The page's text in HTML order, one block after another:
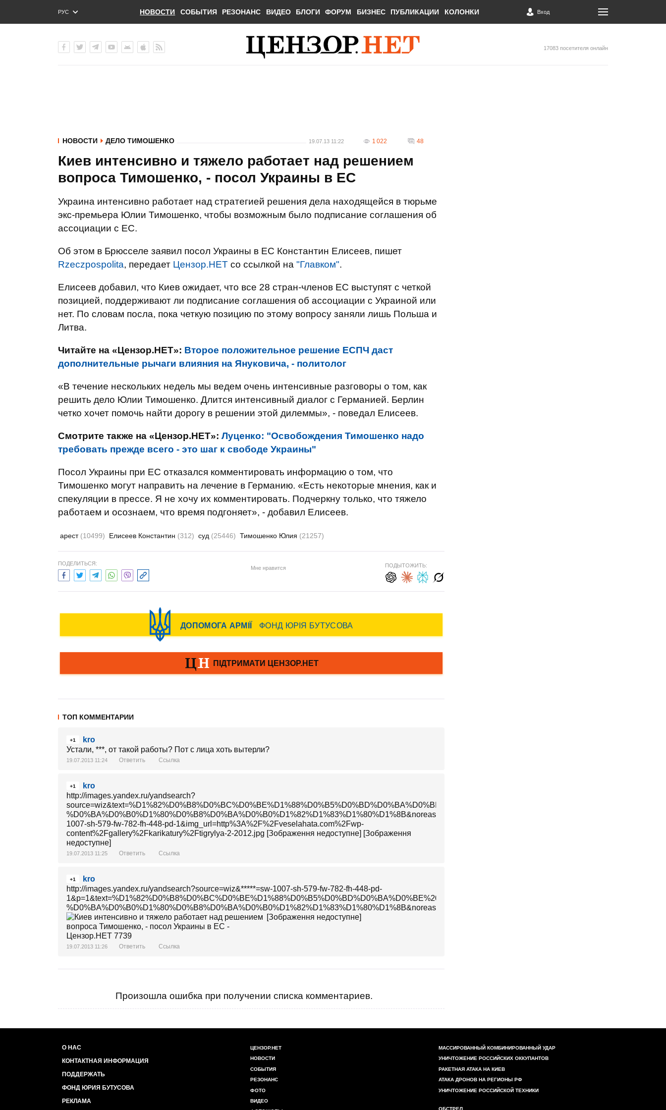
РУС
ENG
НОВОСТИ СОБЫТИЯ РЕЗОНАНС ВИДЕО БЛОГИ ФОРУМ БИЗНЕС ПУБЛИКАЦИИ КОЛОНКИ Вход
17083 посетителя онлайн
НОВОСТИ ДЕЛО ТИМОШЕНКО 19.07.13 11:22 1 022 48
Киев интенсивно и тяжело работает над решением
вопроса Тимошенко, - посол Украины в ЕС
Украина интенсивно работает над стратегией решения дела находящейся в тюрьме
экс-премьера Юлии Тимошенко, чтобы возможным было подписание соглашения об
ассоциации с ЕС.
Об этом в Брюсселе заявил посол Украины в ЕС Константин Елисеев, пишет
Rzeczpospolita, передает Цензор.НЕТ со ссылкой на "Главком".
Елисеев добавил, что Киев ожидает, что все 28 стран-членов ЕС выступят с четкой
позицией, поддерживают ли подписание соглашения об ассоциации с Украиной или
нет. По словам посла, пока четкую позицию по этому вопросу заняли лишь Польша и
Литва.
Читайте на «Цензор.НЕТ»: Второе положительное решение ЕСПЧ даст
дополнительные рычаги влияния на Януковича, - политолог
«В течение нескольких недель мы ведем очень интенсивные разговоры о том, как
решить дело Юлии Тимошенко. Длится интенсивный диалог с Германией. Берлин
четко хочет помочь найти дорогу в решении этой дилеммы», - поведал Елисеев.
Смотрите также на «Цензор.НЕТ»: Луценко: "Освобождения Тимошенко надо
требовать прежде всего - это шаг к свободе Украины"
Посол Украины при ЕС отказался комментировать информацию о том, что
Тимошенко могут направить на лечение в Германию. «Есть некоторые мнения, как и
спекуляции в прессе. Я не хочу их комментировать. Подчеркну только, что тяжело
работаем и осознаем, что время подгоняет», - добавил Елисеев.
арест (10499) Елисеев Константин (312) суд (25446) Тимошенко Юлия (21257)
ПОДЕЛИТЬСЯ:
Мне нравится ПОДЫТОЖИТЬ:
ТОП КОММЕНТАРИИ
+1
kro
Устали, ***, от такой работы? Пот с лица хоть вытерли?
19.07.2013 11:24 Ответить Ссылка
+1
kro
http://images.yandex.ru/yandsearch?
%D0%BA%D0%B0%D1%80%D0%B8%D0%BA%D0%B0%D1%82%D1%83%D1%80%D1%8B&noreask=1&pos=0&rpt=simage&lr=22&*****=sw-
1007-sh-579-fw-782-fh-448-pd-1&img_url=http%3A%2F%2Fveselahata.com%2Fwp-
content%2Fgallery%2Fkarikatury%2Ftigrylya-2-2012.jpg [Зображення недоступне] [Зображення
недоступне]
19.07.2013 11:25 Ответить Ссылка
+1
kro
http://images.yandex.ru/yandsearch?source=wiz&*****=sw-1007-sh-579-fw-782-fh-448-pd-
[Зображення недоступне]
19.07.2013 11:26 Ответить Ссылка
Произошла ошибка при получении списка комментариев.
О НАС
КОНТАКТНАЯ ИНФОРМАЦИЯ
ПОДДЕРЖАТЬ
ФОНД ЮРИЯ БУТУСОВА
РЕКЛАМА
ЦЕНЗОР.НЕТ
НОВОСТИ
СОБЫТИЯ
РЕЗОНАНС
ФОТО
ВИДЕО
МАССИРОВАННЫЙ КОМБИНИРОВАННЫЙ УДАР
УНИЧТОЖЕНИЕ РОССИЙСКИХ ОККУПАНТОВ
РАКЕТНАЯ АТАКА НА КИЕВ
АТАКА ДРОНОВ НА РЕГИОНЫ РФ
УНИЧТОЖЕНИЕ РОССИЙСКОЙ ТЕХНИКИ
ОБСТРЕЛ